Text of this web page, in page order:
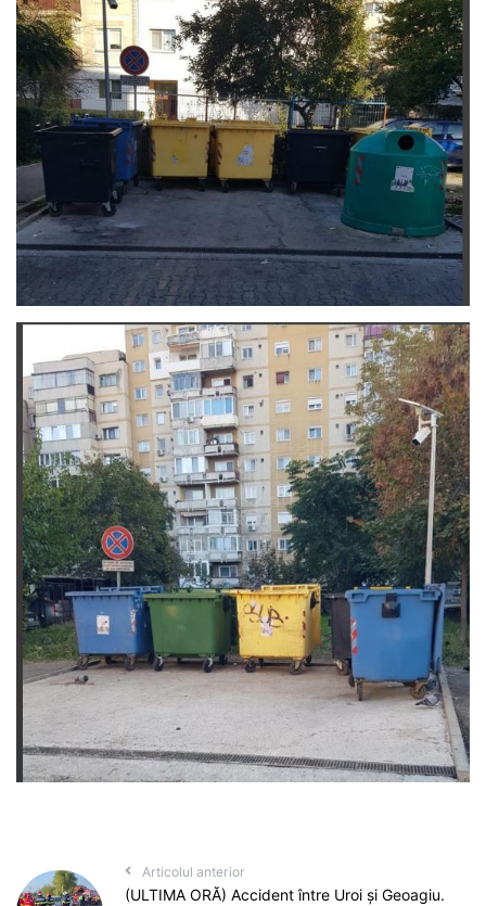
Articolul anterior
(ULTIMA ORĂ) Accident între Uroi și Geoagiu.